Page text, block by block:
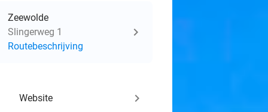
Zeewolde
Slingerweg 1
Routebeschrijving
Website keyboard_arrow_right